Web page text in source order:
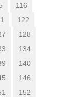
116
122
128
134
140
146
152